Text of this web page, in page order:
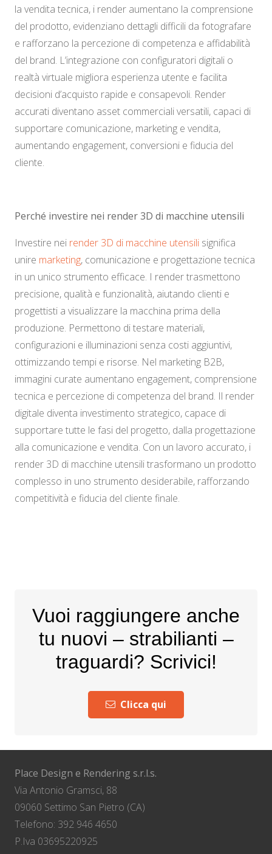
la vendita tecnica, i render aumentano la comprensione
del prodotto, evidenziano dettagli difficili da fotografare
e rafforzano la percezione di competenza e affidabilità
del brand. L’integrazione con configuratori digitali o
realtà virtuale migliora esperienza utente e facilita
decisioni d’acquisto rapide e consapevoli. Render
accurati diventano asset commerciali versatili, capaci di
supportare comunicazione, marketing e vendita,
aumentando engagement, conversioni e fiducia del
cliente.
Perché investire nei render 3D di macchine utensili
Investire nei render 3D di macchine utensili significa
unire marketing, comunicazione e progettazione tecnica
in un unico strumento efficace. I render trasmettono
precisione, qualità e funzionalità, aiutando clienti e
progettisti a visualizzare la macchina prima della
produzione. Permettono di testare materiali,
configurazioni e illuminazioni senza costi aggiuntivi,
ottimizzando tempi e risorse. Nel marketing B2B,
immagini curate aumentano engagement, comprensione
tecnica e percezione di competenza del brand. Il render
digitale diventa investimento strategico, capace di
supportare tutte le fasi del progetto, dalla progettazione
alla comunicazione e vendita. Con un lavoro accurato, i
render 3D di macchine utensili trasformano un prodotto
complesso in uno strumento desiderabile, rafforzando
competitività e fiducia del cliente finale.
Vuoi raggiungere anche
tu nuovi – strabilianti –
traguardi? Scrivici!
Clicca qui
Place Design e Rendering s.r.l.s.
Via Antonio Gramsci, 88
09060 Settimo San Pietro (CA)
Telefono: 392 946 4650
P.Iva 03695220925